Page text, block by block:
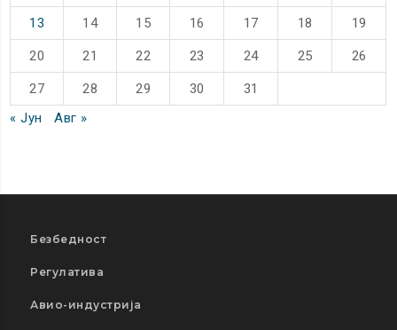
13 14 15 16 17 18 19
20 21 22 23 24 25 26
27 28 29 30
31
« Јун
Авг »
Безбедност
Регулатива
Авио-индустрија